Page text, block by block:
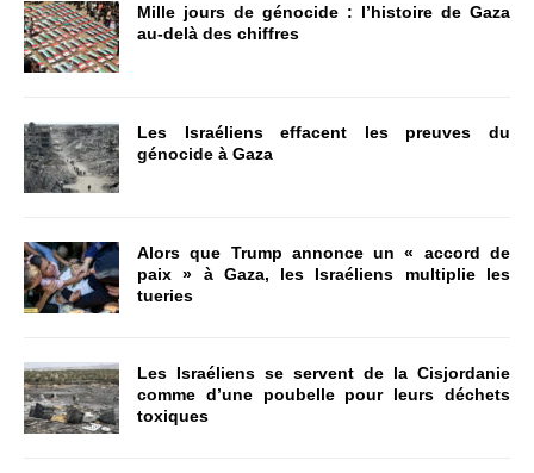
Mille jours de génocide : l’histoire de Gaza
au-delà des chiffres
Les Israéliens effacent les preuves du
génocide à Gaza
Alors que Trump annonce un « accord de
paix » à Gaza, les Israéliens multiplie les
tueries
Les Israéliens se servent de la Cisjordanie
comme d’une poubelle pour leurs déchets
toxiques